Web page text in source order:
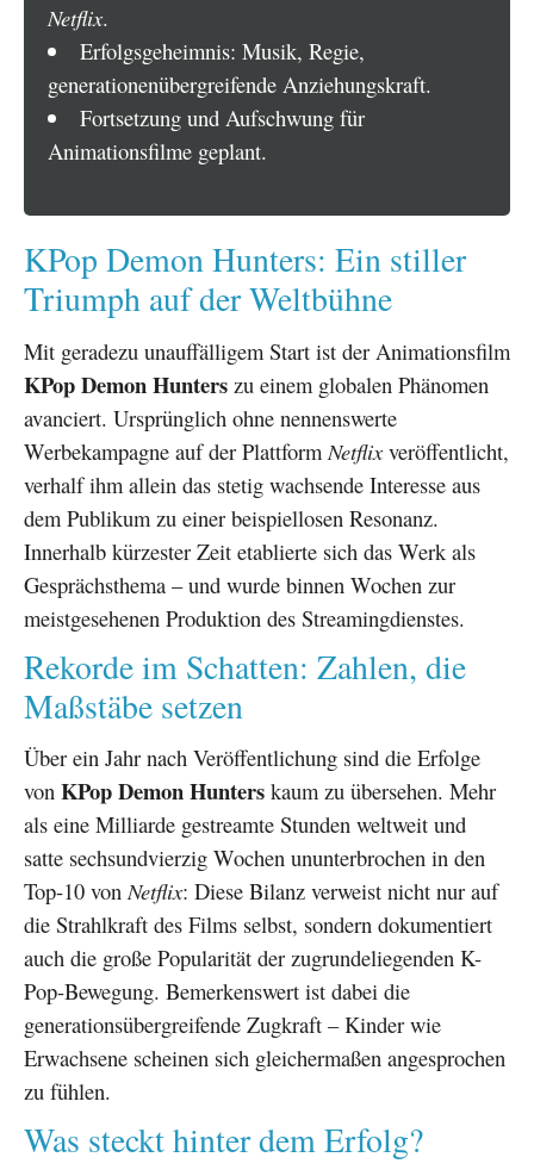
Netflix.
Erfolgsgeheimnis: Musik, Regie,
generationenübergreifende Anziehungskraft.
Fortsetzung und Aufschwung für
Animationsfilme geplant.
KPop Demon Hunters: Ein stiller
Triumph auf der Weltbühne
Mit geradezu unauffälligem Start ist der Animationsfilm
KPop Demon Hunters zu einem globalen Phänomen
avanciert. Ursprünglich ohne nennenswerte
Werbekampagne auf der Plattform Netflixveröffentlicht,
verhalf ihm allein das stetig wachsende Interesse aus
dem Publikum zu einer beispiellosen Resonanz.
Innerhalb kürzester Zeit etablierte sich das Werk als
Gesprächsthema – und wurde binnen Wochen zur
meistgesehenen Produktion des Streamingdienstes.
Rekorde im Schatten: Zahlen, die
Maßstäbe setzen
Über ein Jahr nach Veröffentlichung sind die Erfolge
von KPop Demon Hunters kaum zu übersehen. Mehr
als eine Milliarde gestreamte Stunden weltweit und
satte sechsundvierzig Wochen ununterbrochen in den
Top-10 vonNetflix: Diese Bilanz verweist nicht nur auf
die Strahlkraft des Films selbst, sondern dokumentiert
auch die große Popularität der zugrundeliegenden K-
Pop-Bewegung. Bemerkenswert ist dabei die
generationsübergreifende Zugkraft – Kinder wie
Erwachsene scheinen sich gleichermaßen angesprochen
zu fühlen.
Was steckt hinter dem Erfolg?